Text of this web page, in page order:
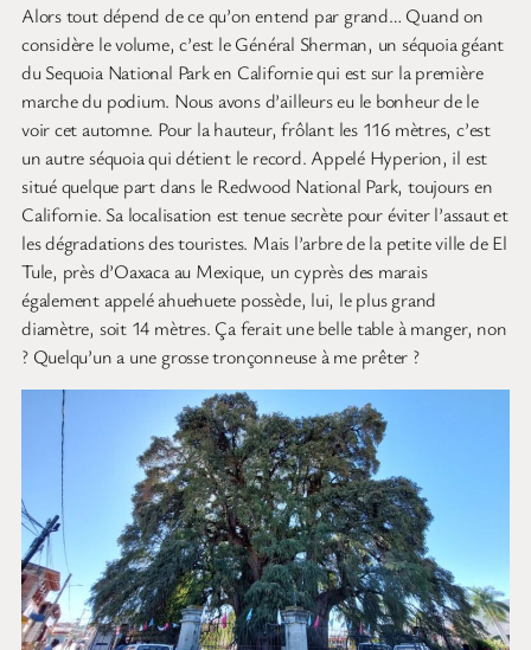
Alors tout dépend de ce qu’on entend par grand… Quand on
considère le volume, c’est le Général Sherman, un séquoia géant
du Sequoia National Park en Californie qui est sur la première
marche du podium. Nous avons d’ailleurs eu le bonheur de le
voir cet automne. Pour la hauteur, frôlant les 116 mètres, c’est
un autre séquoia qui détient le record. Appelé Hyperion, il est
situé quelque part dans le Redwood National Park, toujours en
Californie. Sa localisation est tenue secrète pour éviter l’assaut et
les dégradations des touristes. Mais l’arbre de la petite ville de El
Tule, près d’Oaxaca au Mexique, un cyprès des marais
également appelé ahuehuete possède, lui, le plus grand
diamètre, soit 14 mètres. Ça ferait une belle table à manger, non
? Quelqu’un a une grosse tronçonneuse à me prêter ?